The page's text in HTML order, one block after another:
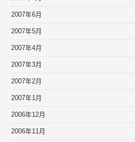
2007年6月
2007年5月
2007年4月
2007年3月
2007年2月
2007年1月
2006年12月
2006年11月